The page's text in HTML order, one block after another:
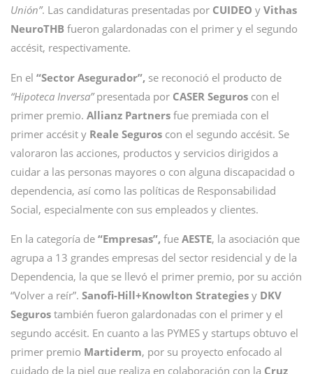
Unión”. Las candidaturas presentadas por CUIDEO y Vithas
NeuroTHB fueron galardonadas con el primer y el segundo
accésit, respectivamente.
En el “Sector Asegurador”, se reconoció el producto de
“Hipoteca Inversa”presentada por CASER Seguros con el
primer premio. Allianz Partners fue premiada con el
primer accésit y Reale Seguros con el segundo accésit. Se
valoraron las acciones, productos y servicios dirigidos a
cuidar a las personas mayores o con alguna discapacidad o
dependencia, así como las políticas de Responsabilidad
Social, especialmente con sus empleados y clientes.
En la categoría de “Empresas”, fue AESTE, la asociación que
agrupa a 13 grandes empresas del sector residencial y de la
Dependencia, la que se llevó el primer premio, por su acción
“Volver a reír”. Sanofi-Hill+Knowlton Strategies y DKV
Seguros también fueron galardonadas con el primer y el
segundo accésit. En cuanto a las PYMES y startups obtuvo el
primer premio Martiderm, por su proyecto enfocado al
cuidado de la piel que realiza en colaboración con la Cruz